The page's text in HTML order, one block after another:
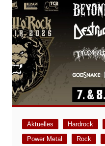
Aktuelles Hardrock
Power Metal
Rock